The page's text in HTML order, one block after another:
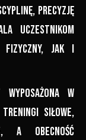
precyzję
uczestnikom
fizyczny, jak i
w
siłowe,
a obecność